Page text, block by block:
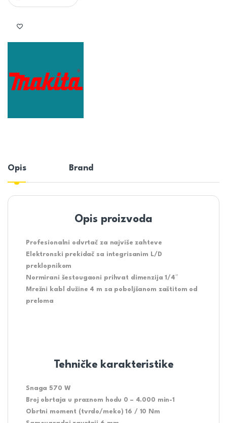
Opis Brand
Opis proizvoda
Profesionalni odvrtač za najviše zahteve
Elektronski prekidač sa integrisanim L/D
preklopnikom
Normirani šestougaoni prihvat dimenzija 1/4″
Mrežni kabl dužine 4 m sa poboljšanom zaštitom od
preloma
Tehničke karakteristike
Snaga 570 W
Broj obrtaja u praznom hodu 0 – 4.000 min-1
Obrtni moment (tvrdo/meko) 16 / 10 Nm